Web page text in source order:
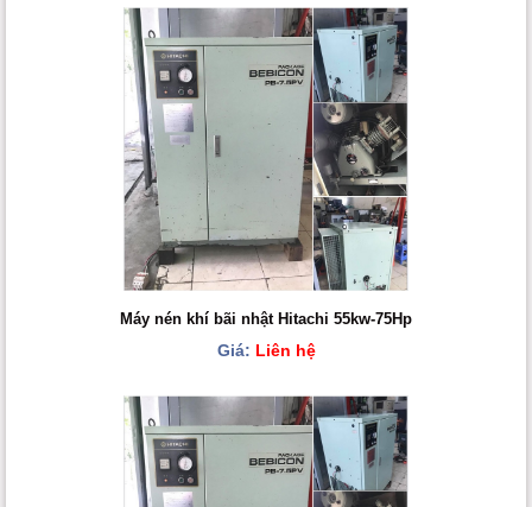
Máy nén khí bãi nhật Hitachi 55kw-75Hp
Giá: Liên hệ